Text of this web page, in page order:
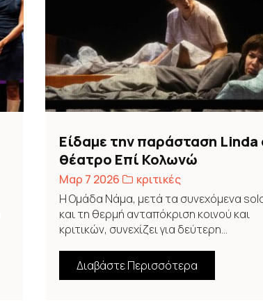
Είδαμε την παράσταση Linda
θέατρο Επί Κολωνώ
Μαρ 7 2026
κριτικές
Η Ομάδα Νάμα, μετά τα συνεχόμενα
και τη θερμή ανταπόκριση κοινού και
κριτικών, συνεχίζει για δεύτερη...
Διαβάστε Περισσότερα